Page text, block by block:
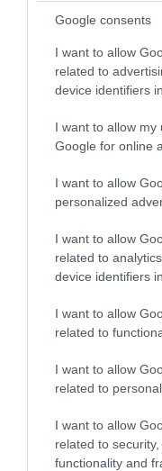
Google consents
I want to allow
related to
device identifiers
I want to allow
Google for online
I want to allow
personalized
I want to allow
related to
device identifiers
I want to allow
related to
I want to allow
related to
I want to allow
related to
functionality and
ΠΟΛΙΤΙΚΗ
ΣΥΡΙΖΑ για
έχει συνέχεια